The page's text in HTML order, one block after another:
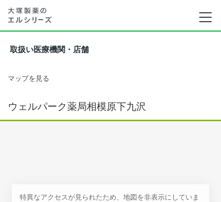
取扱い医療機関・店舗
マップを見る
ウェルパーク薬局相模原下九沢
特異なアクセスが見られたため、地図を非表示にしていま